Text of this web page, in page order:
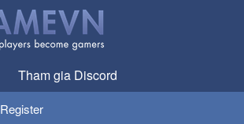
Tham gia Discord
Register